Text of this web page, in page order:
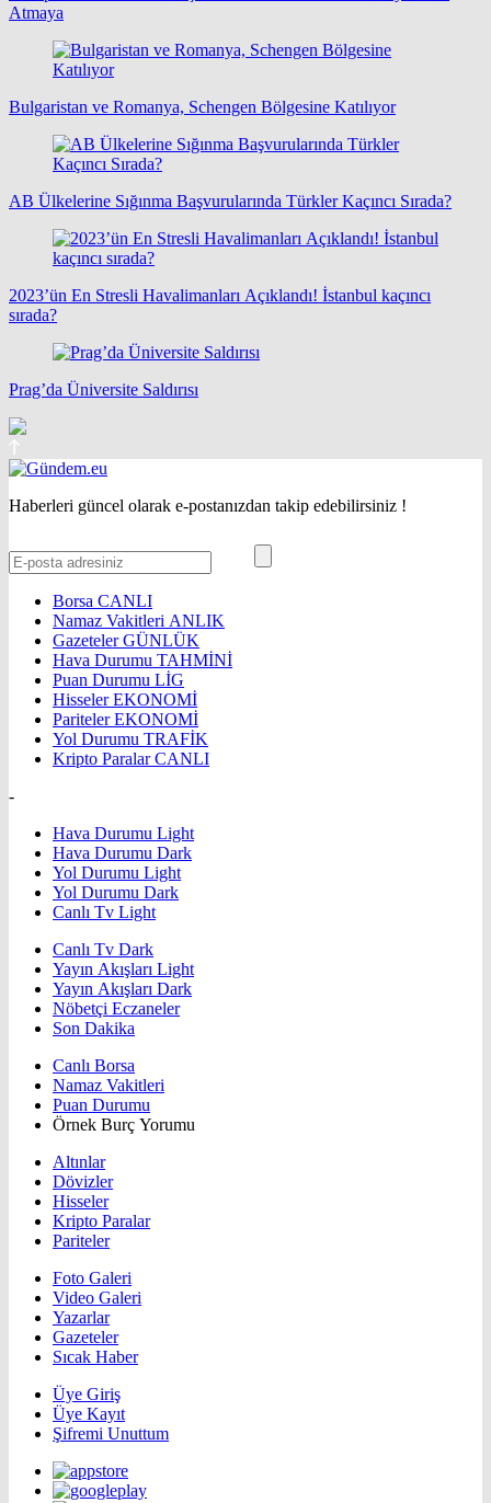
Atmaya
Bulgaristan ve Romanya, Schengen Bölgesine Katılıyor
AB Ülkelerine Sığınma Başvurularında Türkler Kaçıncı Sırada?
2023’ün En Stresli Havalimanları Açıklandı! İstanbul kaçıncı
sırada?
Prag’da Üniversite Saldırısı
Haberleri güncel olarak e-postanızdan takip edebilirsiniz !
Borsa CANLI
Namaz Vakitleri ANLIK
GazetelerGÜNLÜK
Hava Durumu TAHMİNİ
Puan Durumu LİG
HisselerEKONOMİ
ParitelerEKONOMİ
Yol Durumu TRAFİK
Kripto ParalarCANLI
-
Hava Durumu Light
Hava Durumu Dark
Yol Durumu Light
Yol Durumu Dark
Canlı Tv Light
Canlı Tv Dark
Yayın Akışları Light
Yayın Akışları Dark
Nöbetçi Eczaneler
Son Dakika
Canlı Borsa
Namaz Vakitleri
Puan Durumu
Örnek Burç Yorumu
Altınlar
Dövizler
Hisseler
Kripto Paralar
Pariteler
Foto Galeri
Video Galeri
Yazarlar
Gazeteler
Sıcak Haber
Üye Giriş
Üye Kayıt
Şifremi Unuttum